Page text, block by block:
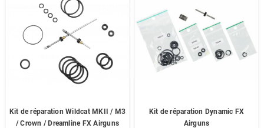
Kit de réparation Wildcat MKII / M3
/ Crown / Dreamline FX Airguns
Kit de réparation Dynamic FX
Airguns